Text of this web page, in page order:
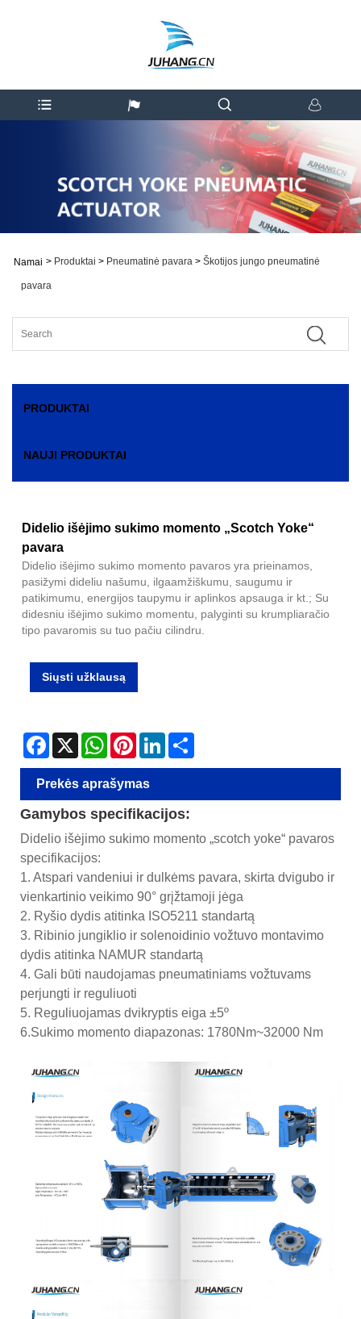
Namai > Produktai > Pneumatinė pavara > Škotijos jungo pneumatinė
pavara
PRODUKTAI
NAUJI PRODUKTAI
Didelio išėjimo sukimo momento „Scotch Yoke“
pavara
Didelio išėjimo sukimo momento pavaros yra prieinamos,
pasižymi dideliu našumu, ilgaamžiškumu, saugumu ir
patikimumu, energijos taupymu ir aplinkos apsauga ir kt.; Su
didesniu išėjimo sukimo momentu, palyginti su krumpliaračio
tipo pavaromis su tuo pačiu cilindru.
Siųsti užklausą
Facebook
X WhatsAppPinterestLinkedIn
Prekės aprašymas
Gamybos specifikacijos:
Didelio išėjimo sukimo momento „scotch yoke“ pavaros
specifikacijos:
1. Atspari vandeniui ir dulkėms pavara, skirta dvigubo ir
vienkartinio veikimo 90° grįžtamoji jėga
2. Ryšio dydis atitinka ISO5211 standartą
3. Ribinio jungiklio ir solenoidinio vožtuvo montavimo
dydis atitinka NAMUR standartą
4. Gali būti naudojamas pneumatiniams vožtuvams
perjungti ir reguliuoti
5. Reguliuojamas dvikryptis eiga ±5º
6.Sukimo momento diapazonas: 1780Nm~32000 Nm